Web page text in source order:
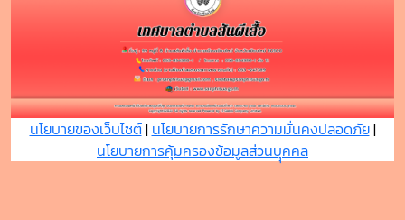
นโยบายของเว็บไซต์| นโยบายการรักษาความมั่นคงปลอดภัย|
นโยบายการคุ้มครองข้อมูลส่วนบุุคคล